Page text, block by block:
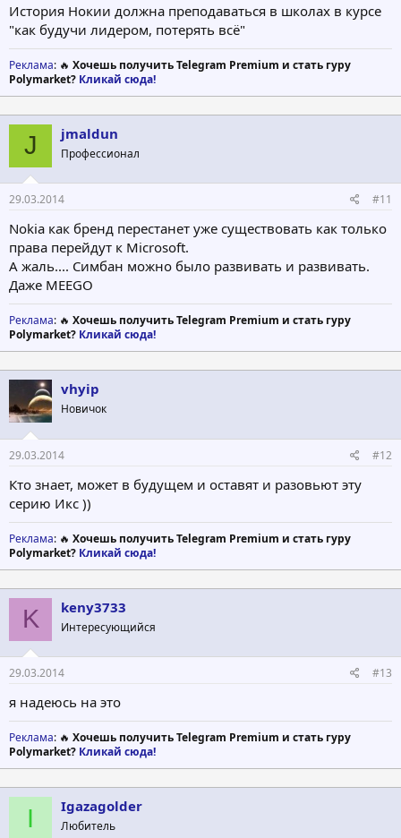
История Нокии должна преподаваться в школах в курсе
"как будучи лидером, потерять всё"
Реклама: 🔥 Хочешь получить Telegram Premium и стать гуру
Polymarket? Кликай сюда!
J jmaldun
Профессионал
29.03.2014 #11
Nokia как бренд перестанет уже существовать как только
права перейдут к Microsoft.
А жаль.... Симбан можно было развивать и развивать.
Даже MEEGO
Реклама: 🔥 Хочешь получить Telegram Premium и стать гуру
Polymarket? Кликай сюда!
vhyip
Новичок
29.03.2014 #12
Кто знает, может в будущем и оставят и разовьют эту
серию Икс ))
Реклама: 🔥 Хочешь получить Telegram Premium и стать гуру
Polymarket? Кликай сюда!
K keny3733
Интересующийся
29.03.2014 #13
я надеюсь на это
Реклама: 🔥 Хочешь получить Telegram Premium и стать гуру
Polymarket? Кликай сюда!
I Igazagolder
Любитель